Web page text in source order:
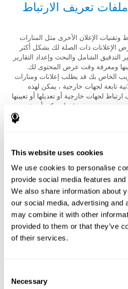
This website uses cookies
We use cookies to personalise
provide social media features
We also share information about
our social media, advertising and
may combine it with other
provided to them or that they’ve
of their services.
Selection
Necessary
تعريف الارتباط
وتقنيات الإعلان الأخرى مثل المنارات
الإعلانات ذات الصلة لك بشكل أكثر
التدقيق الشامل والبحث وإعداد التقارير
ومعرفة وقت عرض المحتوى لك.
الخاص بك قد يطلب إعلانات ومنارات
تابعة لجهات خارجية ، يمكن لهذه
لجهات خارجية أو تعديلها أو تعيينها
صفحة ويب من موقعها. يمكن أن تقوم
تعريف الارتباط الموجودة على جهازك
(مثل سلوك التصفح الخاص بك)
وبيانات السجل (مثل عنوان IP الخاص بك) مرتبطًا بنا بحسابك كما هو
. نستخدم أيضًا البيانات
والبيانات من ملفك الشخصي ونشاط
حساب كوجنيفيت على متصفح، فقد
على هذا المتصفح لمدة تصل إلى
لخدماتنا ، والتي قد نشاركها في